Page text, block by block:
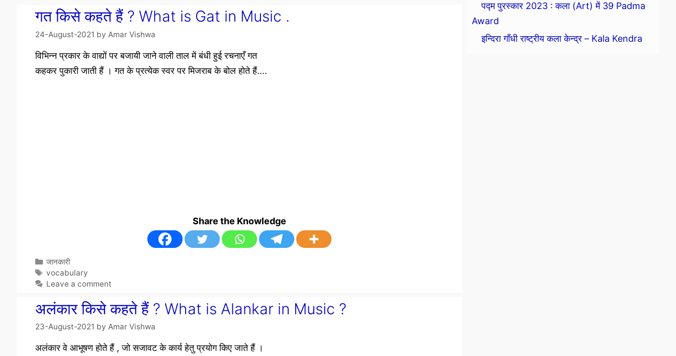
गत किसे कहते हैं ? What is Gat in Music .
24-August-2021 by Amar Vishwa
विभिन्न प्रकार के वाद्यों पर बजायी जाने वाली ताल में बंधी हुई रचनाएँ गत
कहकर पुकारी जाती हैं । गत के प्रत्येक स्वर पर मिजराब के बोल होते हैं….
Share the Knowledge
Categories
जानकारी
Tags
vocabulary
Leave a comment
अलंकार किसे कहते हैं ? What is Alankar in Music ?
23-August-2021 by Amar Vishwa
अलंकार वे आभूषण होते हैं , जो सजावट के कार्य हेतु प्रयोग किए जाते हैं ।
पद्म पुरस्कार 2023 : कला (Art) में 39 Padma
Award
इन्दिरा गाँधी राष्ट्रीय कला केन्द्र – Kala Kendra